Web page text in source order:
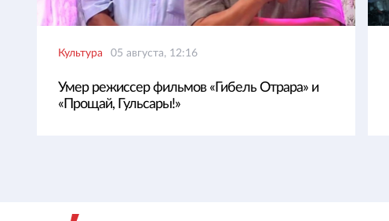
Культура 05 августа, 12:16
Умер режиссер фильмов «Гибель Отрара» и
«Прощай, Гульсары!»